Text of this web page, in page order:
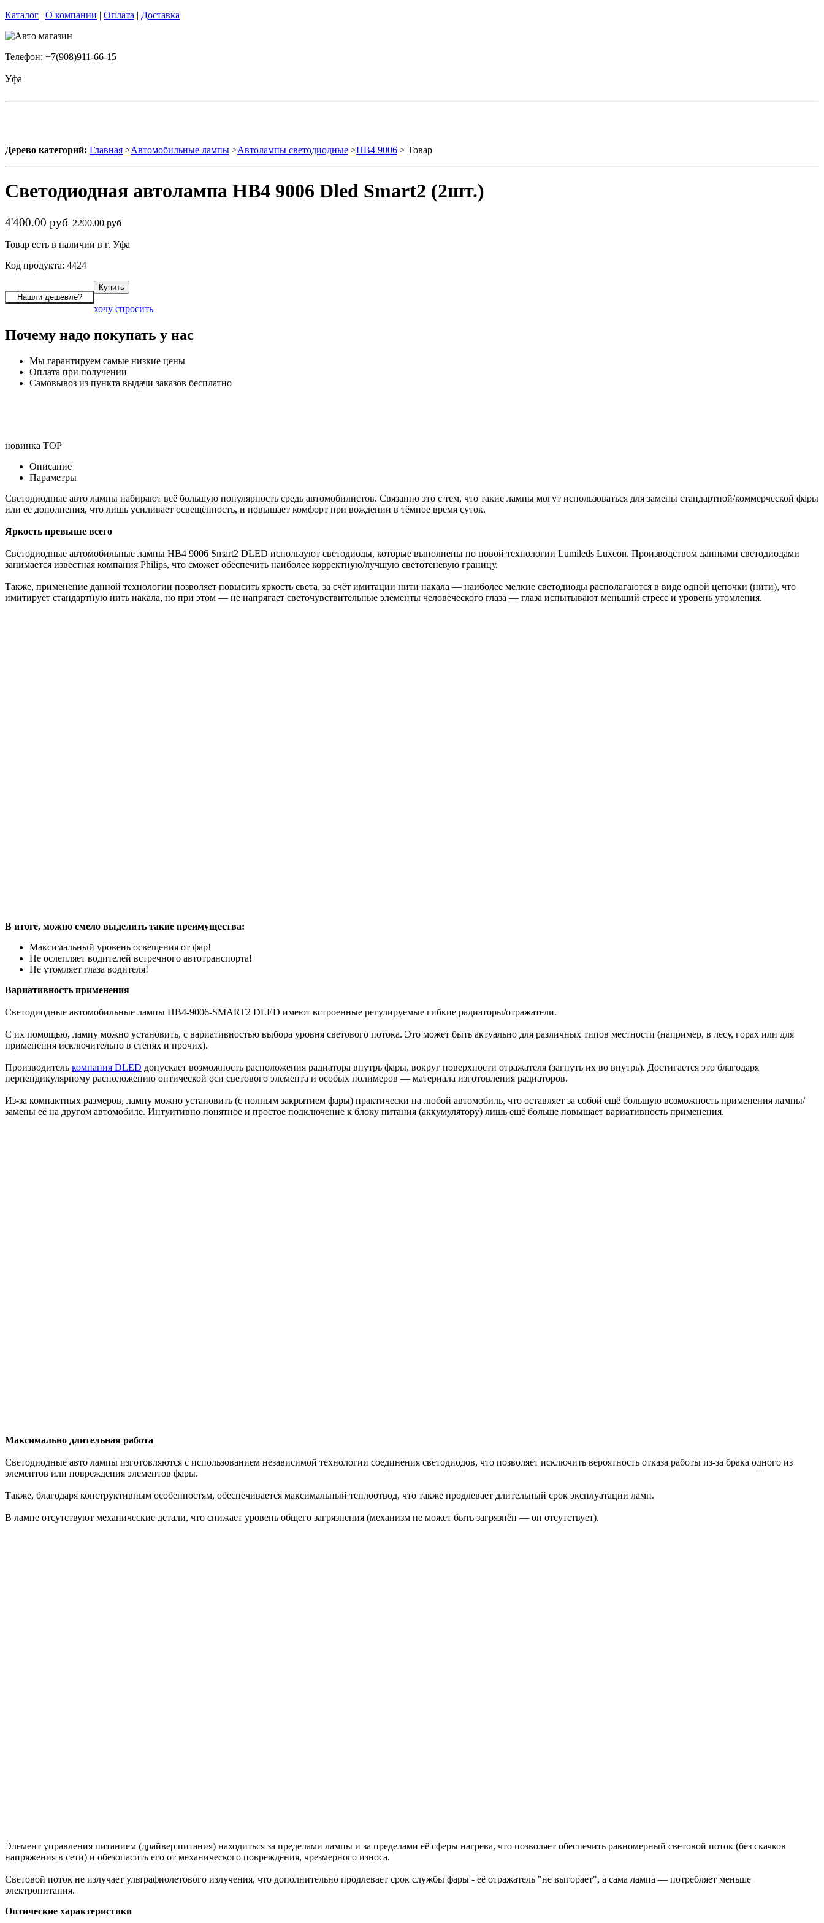
Каталог | О компании | Оплата | Доставка
Телефон: +7(908)911-66-15
Уфа
Дерево категорий: Главная >Автомобильные лампы >Автолампы светодиодные >HB4 9006 > Товар
Светодиодная автолампа HB4 9006 Dled Smart2 (2шт.)
4'400.00 руб 2200.00 руб
Товар есть в наличии в г. Уфа
Код продукта: 4424
хочу спросить
Почему надо покупать у нас
Мы гарантируем самые низкие цены
Оплата при получении
Самовывоз из пункта выдачи заказов бесплатно
новинка TOP
Описание
Параметры
Светодиодные авто лампы набирают всё большую популярность средь автомобилистов. Связанно это с тем, что такие лампы могут использоваться для замены стандартной/коммерческой фары
или её дополнения, что лишь усиливает освещённость, и повышает комфорт при вождении в тёмное время суток.
Яркость превыше всего
Светодиодные автомобильные лампы HB4 9006 Smart2 DLED используют светодиоды, которые выполнены по новой технологии Lumileds Luxeon. Производством данными светодиодами
занимается известная компания Philips, что сможет обеспечить наиболее корректную/лучшую светотеневую границу.
Также, применение данной технологии позволяет повысить яркость света, за счёт имитации нити накала — наиболее мелкие светодиоды располагаются в виде одной цепочки (нити), что
имитирует стандартную нить накала, но при этом — не напрягает светочувствительные элементы человеческого глаза — глаза испытывают меньший стресс и уровень утомления.
В итоге, можно смело выделить такие преимущества:
Максимальный уровень освещения от фар!
Не ослепляет водителей встречного автотранспорта!
Не утомляет глаза водителя!
Вариативность применения
Светодиодные автомобильные лампы HB4-9006-SMART2 DLED имеют встроенные регулируемые гибкие радиаторы/отражатели.
С их помощью, лампу можно установить, с вариативностью выбора уровня светового потока. Это может быть актуально для различных типов местности (например, в лесу, горах или для
применения исключительно в степях и прочих).
Производитель компания DLED допускает возможность расположения радиатора внутрь фары, вокруг поверхности отражателя (загнуть их во внутрь). Достигается это благодаря
перпендикулярному расположению оптической оси светового элемента и особых полимеров — материала изготовления радиаторов.
Из-за компактных размеров, лампу можно установить (с полным закрытием фары) практически на любой автомобиль, что оставляет за собой ещё большую возможность применения лампы/
замены её на другом автомобиле. Интуитивно понятное и простое подключение к блоку питания (аккумулятору) лишь ещё больше повышает вариативность применения.
Максимально длительная работа
Светодиодные авто лампы изготовляются с использованием независимой технологии соединения светодиодов, что позволяет исключить вероятность отказа работы из-за брака одного из
элементов или повреждения элементов фары.
Также, благодаря конструктивным особенностям, обеспечивается максимальный теплоотвод, что также продлевает длительный срок эксплуатации ламп.
В лампе отсутствуют механические детали, что снижает уровень общего загрязнения (механизм не может быть загрязнён — он отсутствует).
Элемент управления питанием (драйвер питания) находиться за пределами лампы и за пределами её сферы нагрева, что позволяет обеспечить равномерный световой поток (без скачков
напряжения в сети) и обезопасить его от механического повреждения, чрезмерного износа.
Световой поток не излучает ультрафиолетового излучения, что дополнительно продлевает срок службы фары - её отражатель "не выгорает", а сама лампа — потребляет меньше
электропитания.
Оптические характеристики